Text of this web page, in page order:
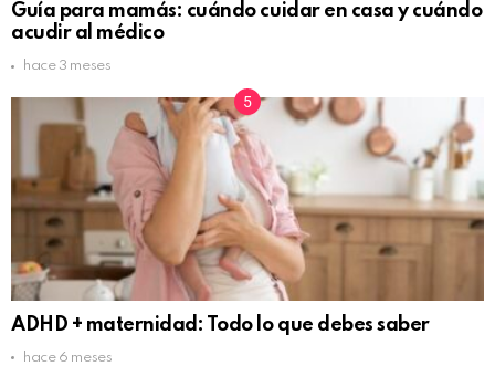
Guía para mamás: cuándo cuidar en casa y cuándo
acudir al médico
hace 3 meses
ADHD + maternidad: Todo lo que debes saber
hace 6 meses